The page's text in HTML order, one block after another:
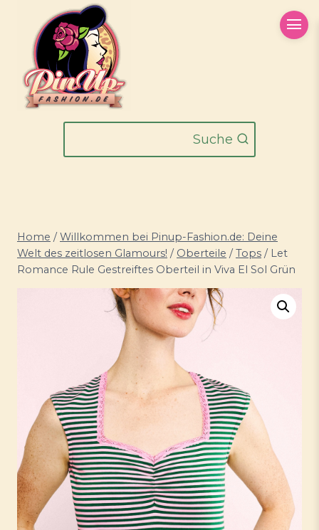
springen
Suche
Home / Willkommen bei Pinup-Fashion.de: Deine
Welt des zeitlosen Glamours! / Oberteile / Tops / Let
Romance Rule Gestreiftes Oberteil in Viva El Sol Grün